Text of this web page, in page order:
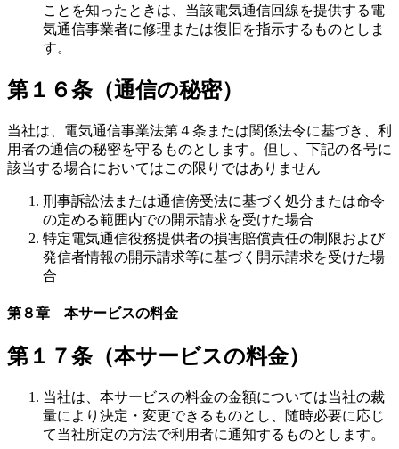
ことを知ったときは、当該電気通信回線を提供する電
気通信事業者に修理または復旧を指示するものとしま
す。
第１６条（通信の秘密）
当社は、電気通信事業法第４条または関係法令に基づき、利
用者の通信の秘密を守るものとします。但し、下記の各号に
該当する場合においてはこの限りではありません
刑事訴訟法または通信傍受法に基づく処分または命令
の定める範囲内での開示請求を受けた場合
特定電気通信役務提供者の損害賠償責任の制限および
発信者情報の開示請求等に基づく開示請求を受けた場
合
第８章 本サービスの料金
第１７条（本サービスの料金）
当社は、本サービスの料金の金額については当社の裁
量により決定・変更できるものとし、随時必要に応じ
て当社所定の方法で利用者に通知するものとします。